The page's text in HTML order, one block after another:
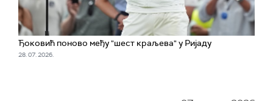
Ђоковић поново међу "шест краљева" у Ријаду
28. 07. 2026.